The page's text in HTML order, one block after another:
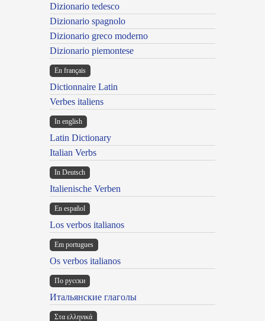
Dizionario tedesco
Dizionario spagnolo
Dizionario greco moderno
Dizionario piemontese
En français
Dictionnaire Latin
Verbes italiens
In english
Latin Dictionary
Italian Verbs
In Deutsch
Italienische Verben
En español
Los verbos italianos
Em portugues
Os verbos italianos
По русски
Итальянские глаголы
Στα ελληνικά